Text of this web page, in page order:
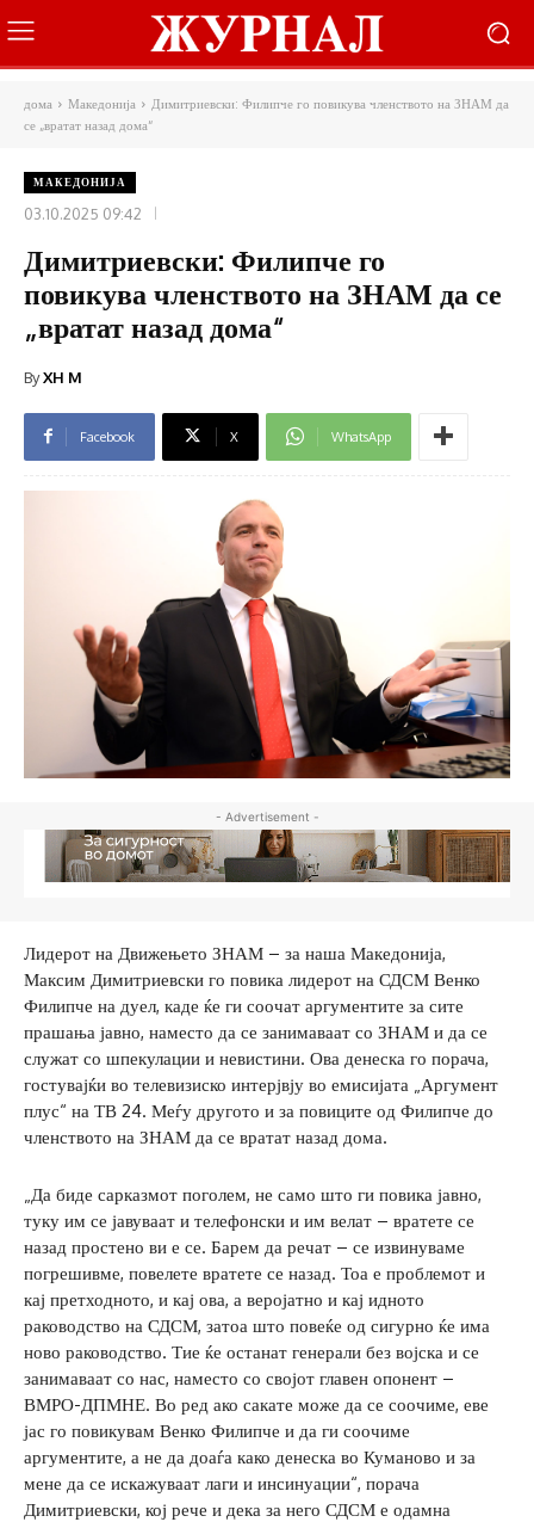
дома Македонија
Димитриевски: Филипче го повикува членството на ЗНАМ да
се „вратат назад дома“
МАКЕДОНИЈА
03.10.2025 09:42
Димитриевски: Филипче го
повикува членството на ЗНАМ да се
„вратат назад дома“
ByXH M
Facebook X WhatsApp
- Advertisement -
Лидерот на Движењето ЗНАМ – за наша Македонија,
Максим Димитриевски го повика лидерот на СДСМ Венко
Филипче на дуел, каде ќе ги соочат аргументите за сите
прашања јавно, наместо да се занимаваат со ЗНАМ и да се
служат со шпекулации и невистини. Ова денеска го порача,
гостувајќи во телевизиско интерјвју во емисијата „Аргумент
плус“ на ТВ 24. Меѓу другото и за повиците од Филипче до
членството на ЗНАМ да се вратат назад дома.
„Да биде сарказмот поголем, не само што ги повика јавно,
туку им се јавуваат и телефонски и им велат – вратете се
назад простено ви е се. Барем да речат – се извинуваме
погрешивме, повелете вратете се назад. Тоа е проблемот и
кај претходното, и кај ова, а веројатно и кај идното
раководство на СДСМ, затоа што повеќе од сигурно ќе има
ново раководство. Тие ќе останат генерали без војска и се
занимаваат со нас, наместо со својот главен опонент –
ВМРО-ДПМНЕ. Во ред ако сакате може да се соочиме, еве
јас го повикувам Венко Филипче и да ги соочиме
аргументите, а не да доаѓа како денеска во Куманово и за
мене да се искажуваат лаги и инсинуации“, порача
Димитриевски, кој рече и дека за него СДСМ е одамна